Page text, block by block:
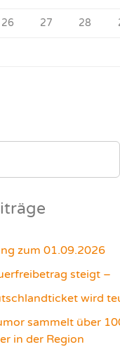
26 27 28
zum 01.09.2026
steigt –
wird
sammelt über
in der Region